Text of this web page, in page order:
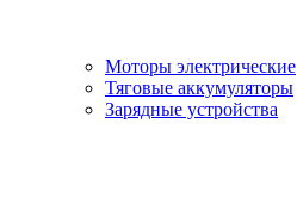
Моторы электрические
Тяговые аккумуляторы
Зарядные устройства